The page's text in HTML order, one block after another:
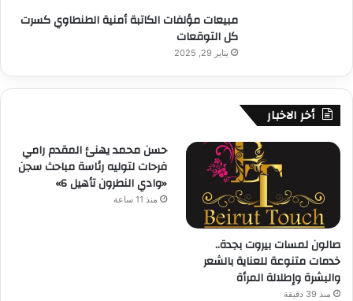
مبيعات مؤلفات الكاتبة أمنية الطنطاوي كسرت
كل التوقعات
يناير 29, 2025
أخر الاخبار
صالون لمسات بيروت بجدة..
خدمات متنوعة للعناية بالشعر
والبشرة وإطلالة المرأة
منذ 39 دقيقة
حسن محمد يهنئ المقدم رامي
فرحات لتوليه رئاسة مباحث سجن
«وادي النطرون تأهيل 6»
منذ 11 ساعة